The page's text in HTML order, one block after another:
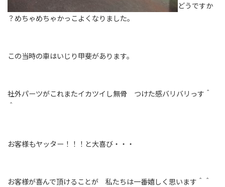
どうですか
？めちゃめちゃかっこよくなりました。
この当時の車はいじり甲斐があります。
社外パーツがこれまたイカツイし無骨 つけた感バリバリっす＾
＾
お客様もヤッター！！！と大喜び・・・
お客様が喜んで頂けることが 私たちは一番嬉しく思います＾＾